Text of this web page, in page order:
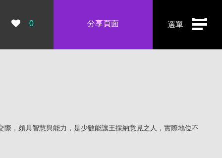
選單
瀏覽數：
0 分享頁面
，頗具智慧與能力，是少數能讓王採納意見之人，實際地位不